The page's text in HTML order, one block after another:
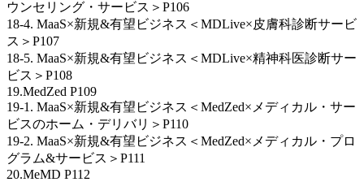
ウンセリング・サービス＞P106
18-4. MaaS×新規&有望ビジネス＜MDLive×皮膚科診断サービ
ス＞P107
18-5. MaaS×新規&有望ビジネス＜MDLive×精神科医診断サー
ビス＞P108
19.MedZed P109
19-1. MaaS×新規&有望ビジネス＜MedZed×メディカル・サー
ビスのホーム・デリバリ＞P110
19-2. MaaS×新規&有望ビジネス＜MedZed×メディカル・プロ
グラム&サービス＞P111
20.MeMD P112